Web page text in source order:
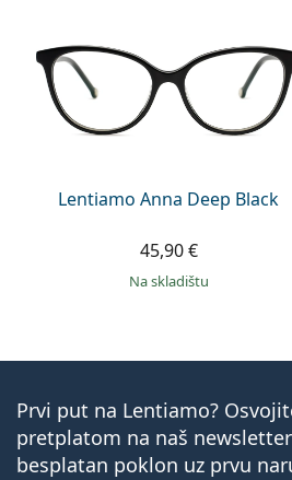
Lentiamo Anna Deep Black
45,90 €
na skladištu
Prvi put na Lentiamo?
pretplatom na naš
besplatan poklon uz prvu